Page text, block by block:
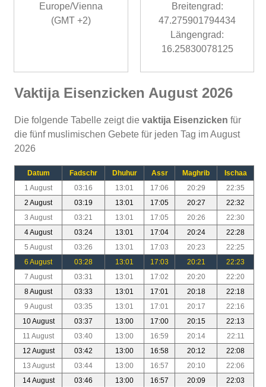
Europe/Vienna
(GMT +2)
Breitengrad:
47.275901794434
Längengrad:
16.25830078125
Vaktija Eisenzicken August 2026
Die folgende Tabelle zeigt die vaktija Eisenzicken für
die fünf muslimischen Gebete für jeden Tag im August
2026
Datum Fadschr Dhuhur Assr Maghrib
Ischaa
1 August
03:16 13:01 17:06 20:29
22:35
2 August
03:19 13:01 17:05 20:27
22:32
3 August
03:21 13:01 17:05 20:26
22:30
4 August
03:24 13:01 17:04 20:24
22:28
5 August
03:26 13:01 17:03 20:23
22:25
6 August
03:28 13:01 17:03 20:21
22:23
7 August
03:31 13:01 17:02 20:20
22:20
8 August
03:33 13:01 17:01 20:18
22:18
9 August
03:35 13:01 17:01 20:17
22:16
10 August
03:37 13:00 17:00 20:15
22:13
11 August
03:40 13:00 16:59 20:14
22:11
12 August
03:42 13:00 16:58 20:12
22:08
13 August
03:44 13:00 16:57 20:10
22:06
14 August
03:46 13:00 16:57 20:09
22:03